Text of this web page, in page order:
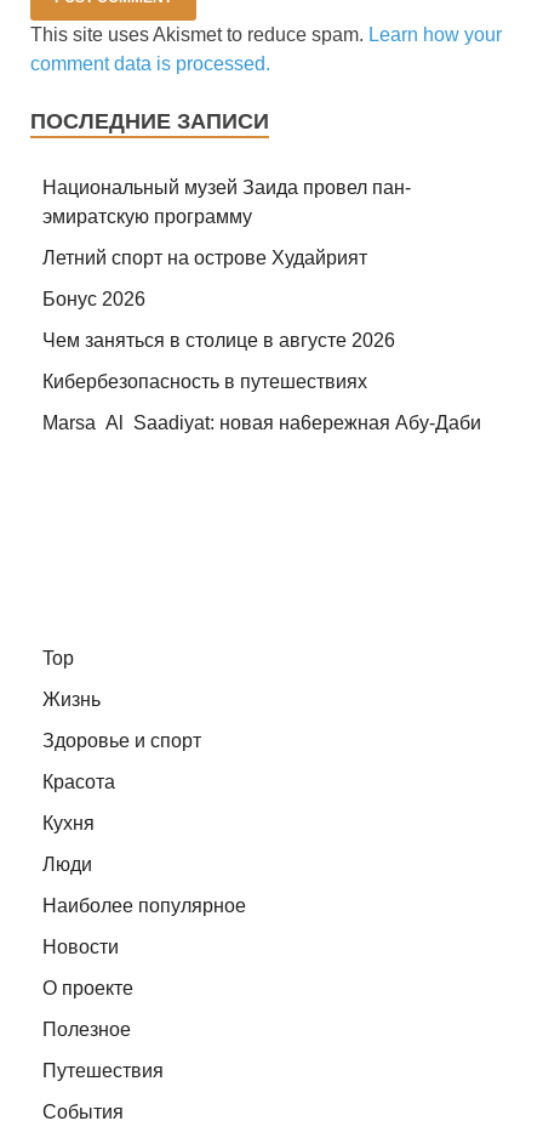
This site uses Akismet to reduce spam. Learn how your
comment data is processed.
ПОСЛЕДНИЕ ЗАПИСИ
Национальный музей Заида провел пан-
эмиратскую программу
Летний спорт на острове Худайрият
Бонус 2026
Чем заняться в столице в августе 2026
Кибербезопасность в путешествиях
Marsa Al Saadiyat: новая на6ережная Абу-Даби
Top
Жизнь
Здоровье и спорт
Красота
Кухня
Люди
Наиболее популярное
Новости
О проекте
Полезное
Путешествия
События